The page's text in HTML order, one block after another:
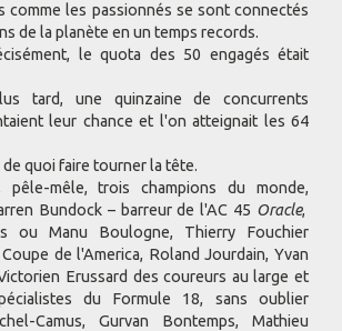
comme les passionnés se sont connectés
de la planète en un temps records.
le quota des 50 engagés était
tard, une quinzaine de concurrents
leur chance et l'on atteignait les 64
quoi faire tourner la tête.
mêle, trois champions du monde,
Bundock – barreur de l'AC 45 Oracle,
ou Manu Boulogne, Thierry Fouchier
de l'America, Roland Jourdain, Yvan
Erussard des coureurs au large et
du Formule 18, sans oublier
Camus, Gurvan Bontemps, Mathieu